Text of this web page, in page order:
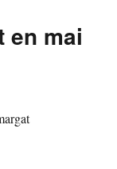
en mai